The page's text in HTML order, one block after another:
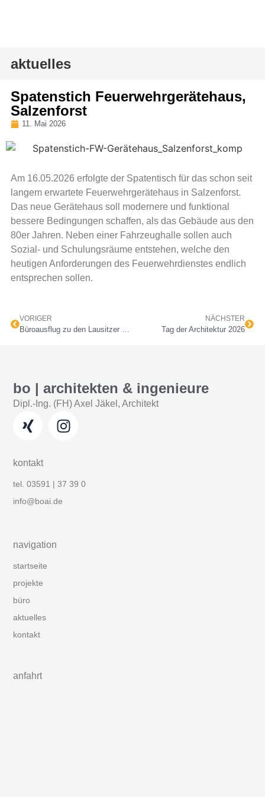
aktuelles
Spatenstich Feuerwehrgerätehaus,
Salzenforst
11. Mai 2026
Am 16.05.2026 erfolgte der Spatentisch für das schon seit
langem erwartete Feuerwehrgerätehaus in Salzenforst.
Das neue Gerätehaus soll modernere und funktional
bessere Bedingungen schaffen, als das Gebäude aus den
80er Jahren. Neben einer Fahrzeughalle sollen auch
Sozial- und Schulungsräume entstehen, welche den
heutigen Anforderungen des Feuerwehrdienstes endlich
entsprechen sollen.
VORIGER
Büroausflug zu den Lausitzer Füchsen Weißwasser
NÄCHSTER
Tag der Architektur 2026
bo | architekten & ingenieure
Dipl.-Ing. (FH) Axel Jäkel, Architekt
navigation
startseite
projekte
büro
aktuelles
kontakt
kontakt
tel. 03591 | 37 39 0
info@boai.de
anfahrt